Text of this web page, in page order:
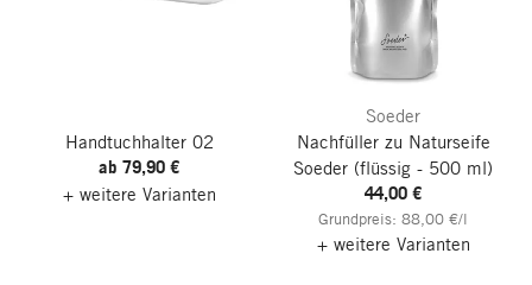
Handtuchhalter 02
ab 79,90 €
+ weitere Varianten
Soeder
Nachfüller zu Naturseife
Soeder (flüssig - 500 ml)
44,00 €
Grundpreis: 88,00 €/l
+ weitere Varianten